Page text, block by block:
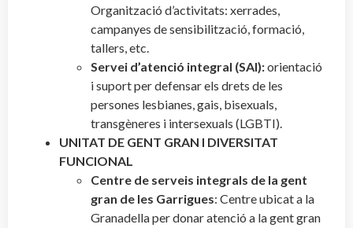
Organització d’activitats: xerrades,
campanyes de sensibilització, formació,
tallers, etc.
Servei d’atenció integral (SAI):orientació
i suport per defensar els drets de les
persones lesbianes, gais, bisexuals,
transgèneres i intersexuals (LGBTI).
UNITAT DE GENT GRAN I DIVERSITAT
FUNCIONAL
Centre de serveis integrals de la gent
gran de les Garrigues: Centre ubicat a la
Granadella per donar atenció a la gent gran